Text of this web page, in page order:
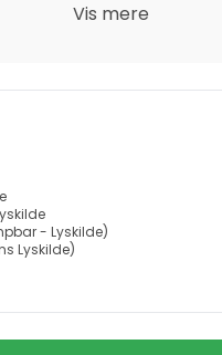
Vis mere
- Lyskilde)
Lyskilde)